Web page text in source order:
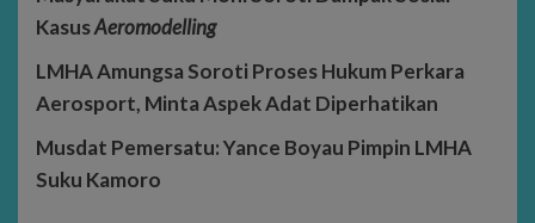
KasusAeromodelling
LMHA Amungsa Soroti Proses Hukum Perkara
Aerosport, Minta Aspek Adat Diperhatikan
Musdat Pemersatu: Yance Boyau Pimpin LMHA
Suku Kamoro